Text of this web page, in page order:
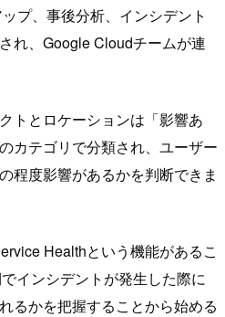
プ、事後分析、インシデント
れ、Google Cloudチームが連
トとロケーションは「影響あ
カテゴリで分類され、ユーザー
程度影響があるかを判断できま
Healthという機能があるこ
インシデントが発生した際に
るかを把握することから始める